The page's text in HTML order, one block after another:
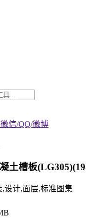
信/QQ/微博
土槽板